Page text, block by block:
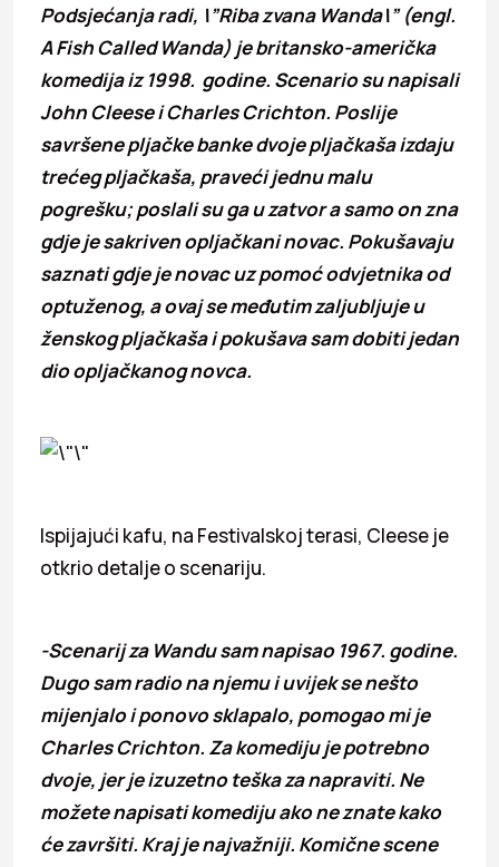
Podsjećanja radi, \”Riba zvana Wanda\” (engl.
A Fish Called Wanda) je britansko-američka
komedija iz 1998. godine. Scenario su napisali
John Cleese i Charles Crichton. Poslije
savršene pljačke banke dvoje pljačkaša izdaju
trećeg pljačkaša, praveći jednu malu
pogrešku; poslali su ga u zatvor a samo on zna
gdje je sakriven opljačkani novac. Pokušavaju
saznati gdje je novac uz pomoć odvjetnika od
optuženog, a ovaj se međutim zaljubljuje u
ženskog pljačkaša i pokušava sam dobiti jedan
dio opljačkanog novca.
Ispijajući kafu, na Festivalskoj terasi, Cleese je
otkrio detalje o scenariju.
-Scenarij za Wandu sam napisao 1967. godine.
Dugo sam radio na njemu i uvijek se nešto
mijenjalo i ponovo sklapalo, pomogao mi je
Charles Crichton. Za komediju je potrebno
dvoje, jer je izuzetno teška za napraviti. Ne
možete napisati komediju ako ne znate kako
će završiti. Kraj je najvažniji. Komične scene